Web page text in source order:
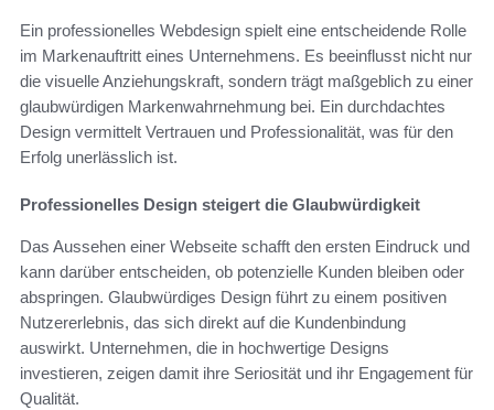
Ein professionelles Webdesign spielt eine entscheidende Rolle
im Markenauftritt eines Unternehmens. Es beeinflusst nicht nur
die visuelle Anziehungskraft, sondern trägt maßgeblich zu einer
glaubwürdigen Markenwahrnehmung bei. Ein durchdachtes
Design vermittelt Vertrauen und Professionalität, was für den
Erfolg unerlässlich ist.
Professionelles Design steigert die Glaubwürdigkeit
Das Aussehen einer Webseite schafft den ersten Eindruck und
kann darüber entscheiden, ob potenzielle Kunden bleiben oder
abspringen. Glaubwürdiges Design führt zu einem positiven
Nutzererlebnis, das sich direkt auf die Kundenbindung
auswirkt. Unternehmen, die in hochwertige Designs
investieren, zeigen damit ihre Seriosität und ihr Engagement für
Qualität.